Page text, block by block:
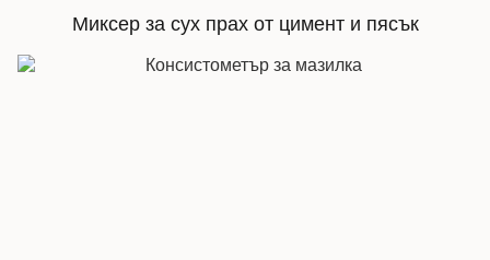
Миксер за сух прах от цимент и пясък